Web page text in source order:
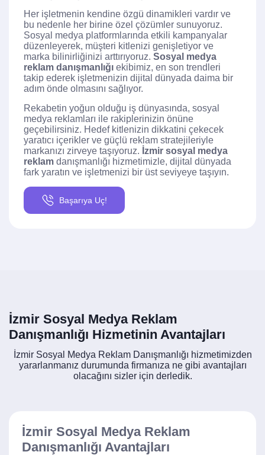
Her işletmenin kendine özgü dinamikleri vardır ve
bu nedenle her birine özel çözümler sunuyoruz.
Sosyal medya platformlarında etkili kampanyalar
düzenleyerek, müşteri kitlenizi genişletiyor ve
marka bilinirliğinizi arttırıyoruz. Sosyal medya
reklam danışmanlığı ekibimiz, en son trendleri
takip ederek işletmenizin dijital dünyada daima bir
adım önde olmasını sağlıyor.
Rekabetin yoğun olduğu iş dünyasında, sosyal
medya reklamları ile rakiplerinizin önüne
geçebilirsiniz. Hedef kitlenizin dikkatini çekecek
yaratıcı içerikler ve güçlü reklam stratejileriyle
markanızı zirveye taşıyoruz. İzmir sosyal medya
reklam danışmanlığı hizmetimizle, dijital dünyada
fark yaratın ve işletmenizi bir üst seviyeye taşıyın.
Başarıya Uç!
İzmir Sosyal Medya Reklam
Danışmanlığı Hizmetinin Avantajları
İzmir Sosyal Medya Reklam Danışmanlığı hizmetimizden
yararlanmanız durumunda firmanıza ne gibi avantajları
olacağını sizler için derledik.
İzmir Sosyal Medya Reklam
Danışmanlığı Avantajları